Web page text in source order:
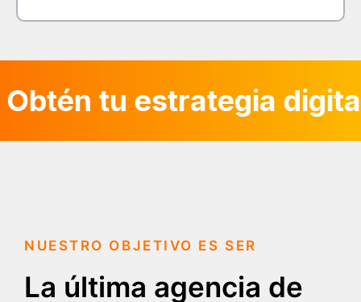
tu estrategia digital
NUESTRO OBJETIVO ES SER
La última agencia de